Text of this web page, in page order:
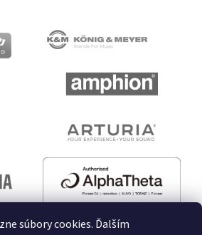
súbory cookies. Ďalším